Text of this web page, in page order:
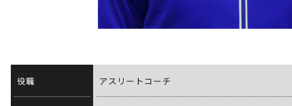
役職 アスリートコーチ